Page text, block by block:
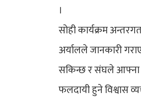
।
सोही कार्यक्रम
अर्यालले जानकारी
सकिन्छ र संघले आफ्ना
फलदायी हुने विश्वास